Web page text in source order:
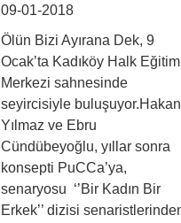
09-01-2018
Ölün Bizi Ayırana Dek, 9
Ocak’ta Kadıköy Halk Eğitim
Merkezi sahnesinde
seyircisiyle buluşuyor.Hakan
Yılmaz ve Ebru
Cündübeyoğlu, yıllar sonra
konsepti PuCCa’ya,
senaryosu ‘’Bir Kadın Bir
Erkek’’ dizisi